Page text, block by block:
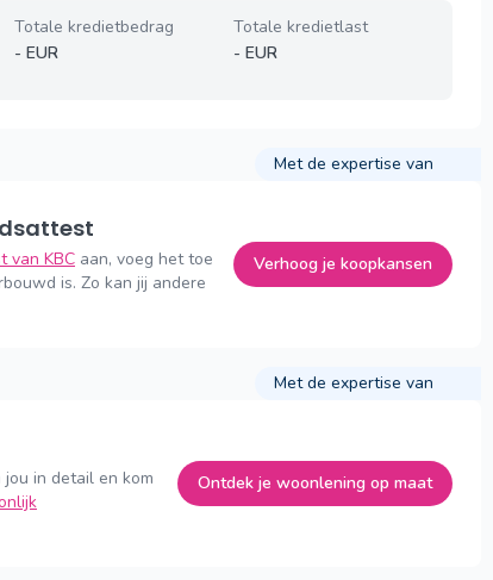
Totale kredietbedrag
- EUR
Totale kredietlast
- EUR
Met de expertise van
van KBC aan, voeg het toe
is. Zo kan jij andere
Verhoog je koopkansen
Met de expertise van
in detail en kom
Ontdek je woonlening op maat